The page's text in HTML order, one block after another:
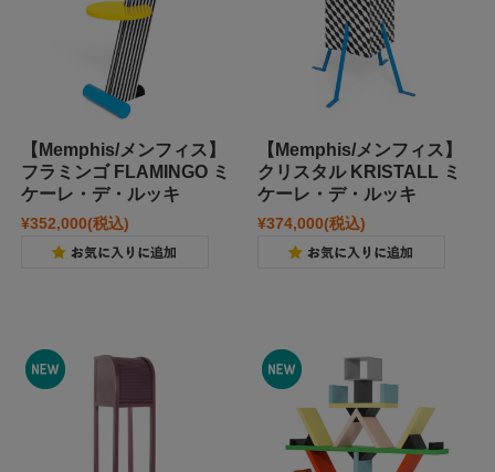
【Memphis/メンフィス】
フラミンゴ FLAMINGO ミ
ケーレ・デ・ルッキ
¥352,000(税込)
【Memphis/メンフィス】
クリスタル KRISTALL ミ
ケーレ・デ・ルッキ
¥374,000(税込)